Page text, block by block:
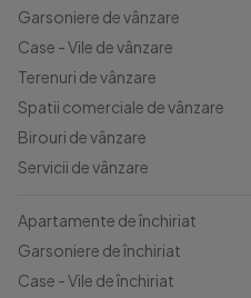
Garsoniere de vânzare
Case - Vile de vânzare
Terenuri de vânzare
Spatii comerciale de vânzare
Birouri de vânzare
Servicii de vânzare
Apartamente de închiriat
Garsoniere de închiriat
Case - Vile de închiriat